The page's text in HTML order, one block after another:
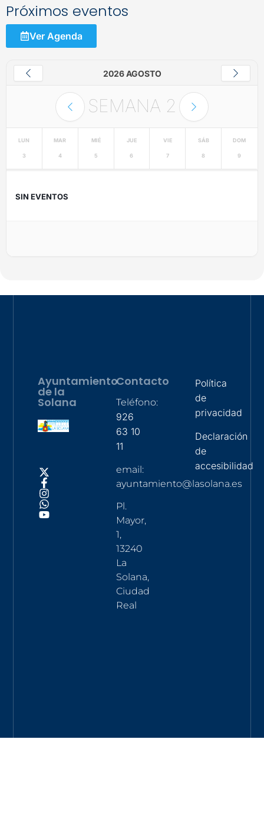
Próximos eventos
Ver Agenda
2026 AGOSTO
SEMANA 2
LUN
3
MAR
4
MIÉ
5
JUE
6
VIE
7
SÁB
8
DOM
9
SIN EVENTOS
Ayuntamiento
de la
Solana
Contacto
Teléfono:
926
63 10
11
email:
ayuntamiento@lasolana.es
Pl.
Mayor,
1,
13240
La
Solana,
Ciudad
Real
Política
de
privacidad
Declaración
de
accesibilidad